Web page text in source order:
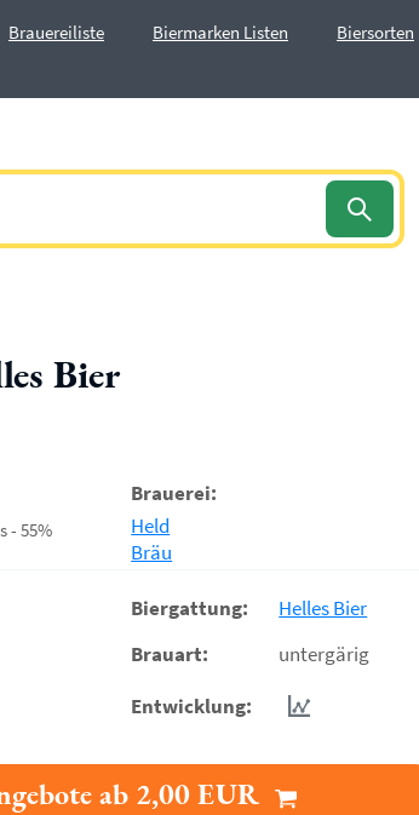
Brauereiliste Biermarken Listen Biersorten
Bier
- 55%
Brauerei:
Held
Bräu
Biergattung:
Helles Bier
Brauart:
untergärig
Entwicklung:
ab 2,00 EUR